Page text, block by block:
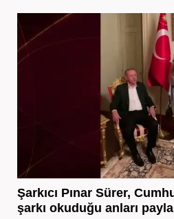
Şarkıcı Pınar Sürer,
şarkı okuduğu anları